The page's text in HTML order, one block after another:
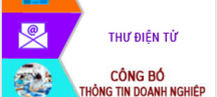
Phát động hai phong trào thi đua quan
trọng trong kỷ nguyên mới
Hội nghị lần thứ tư Ban Chỉ đạo công
tác bầu cử tỉnh Đắk Lắk
Hội nghị Báo cáo viên Trung ương
tháng 01/2026
Phó Thủ tướng Hồ Quốc Dũng đánh giá
cao kết quả Chiến dịch Quang Trung
tại Đắk Lắk